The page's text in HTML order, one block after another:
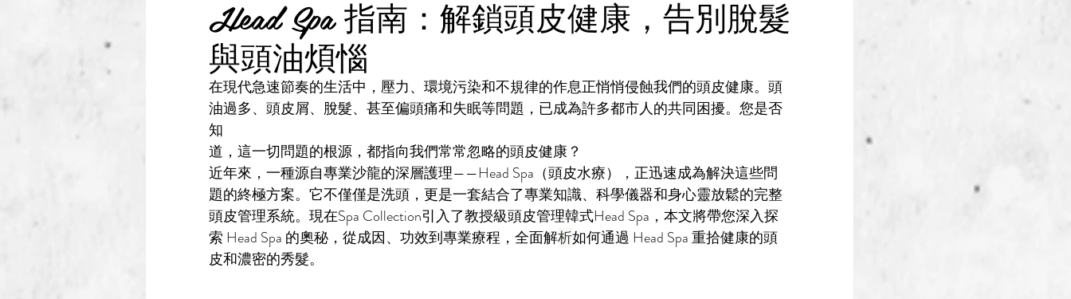
Head Spa 指南：解鎖頭皮健康，告別脫髮
與頭油煩惱
在現代急速節奏的生活中，壓力、環境污染和不規律的作息正悄悄侵蝕我們的頭皮健康。頭
油過多、頭皮屑、脫髮、甚至偏頭痛和失眠等問題，已成為許多都市人的共同困擾。您是否
知
道，這一切問題的根源，都指向我們常常忽略的頭皮健康？
近年來，一種源自專業沙龍的深層護理——Head Spa（頭皮水療），正迅速成為解決這些問
題的終極方案。它不僅僅是洗頭，更是一套結合了專業知識、科學儀器和身心靈放鬆的完整
頭皮管理系統。現在Spa Collection引入了教授級頭皮管理韓式Head Spa ，本文將帶您深入探
索 Head Spa 的奧秘，從成因、功效到專業療程，全面解析如何通過 Head Spa 重拾健康的頭
皮和濃密的秀髮。